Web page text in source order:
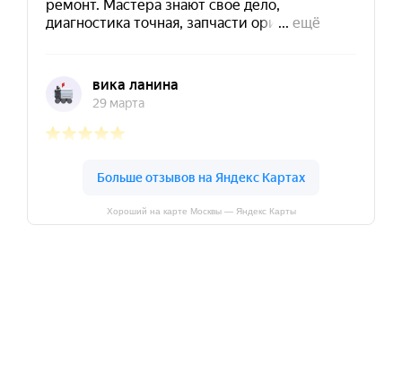
Хороший на карте Москвы — Яндекс Карты